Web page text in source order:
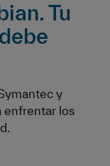
Tu
y
enfrentar los